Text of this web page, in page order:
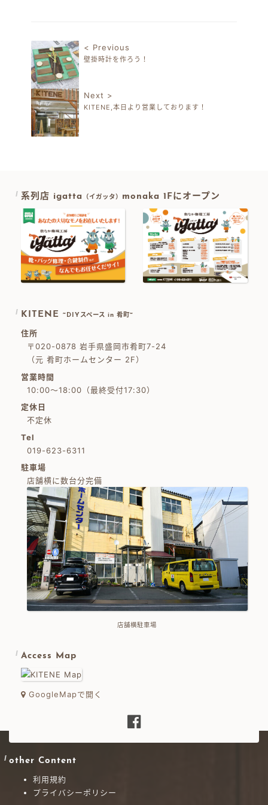
投稿ナビゲーション
< Previous
壁掛時計を作ろう！
Next >
KITENE,本日より営業しております！
系列店 igatta （イガッタ） monaka 1Fにオープン
KITENE ~DIYスペース in 肴町~
住所
〒020-0878 岩手県盛岡市肴町7-24
（元 肴町ホームセンター 2F）
営業時間
10:00～18:00（最終受付17:30）
定休日
不定休
Tel
019-623-6311
駐車場
店舗横に数台分完備
店舗横駐車場
Access Map
GoogleMapで開く
other Content
利用規約
プライバシーポリシー